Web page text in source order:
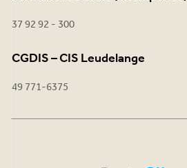
37 92 92 - 300
CGDIS – CIS Leudelange
49 771-6375